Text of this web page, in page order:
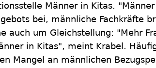
Männer in Kitas.
bei, männliche Fachkräfte
auch um Gleichstellung: "Mehr
in Kitas", meint Krabel.
Mangel an männlichen